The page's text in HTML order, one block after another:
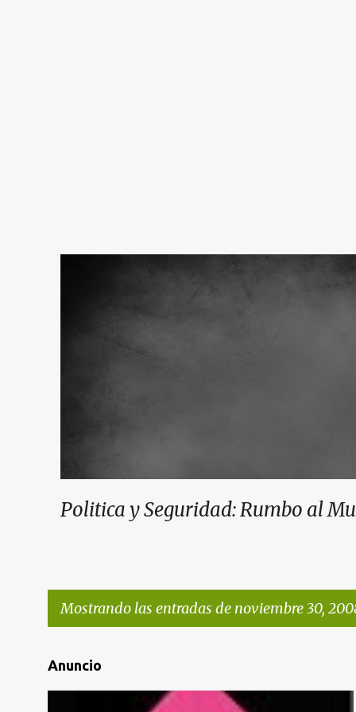
Politica y Seguridad: Rumbo al
Mostrando las entradas de noviembre 30,
E
n
Anuncio